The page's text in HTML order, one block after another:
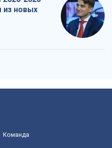
из новых
Команда